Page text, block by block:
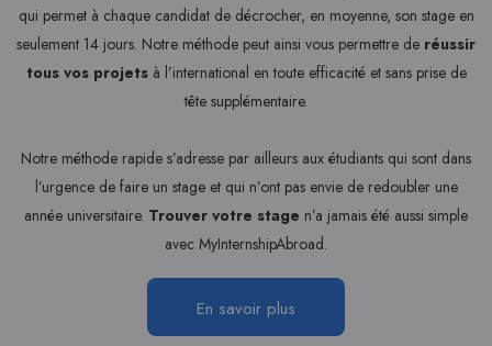
qui permet à chaque candidat de décrocher, en moyenne, son stage en
seulement 14 jours. Notre méthode peut ainsi vous permettre de réussir
tous vos projetsà l’international en toute efficacité et sans prise de
tête supplémentaire.
Notre méthode rapide s’adresse par ailleurs aux étudiants qui sont dans
l’urgence de faire un stage et qui n’ont pas envie de redoubler une
année universitaire. Trouver votre stage n’a jamais été aussi simple
avec MyInternshipAbroad.
En savoir plus